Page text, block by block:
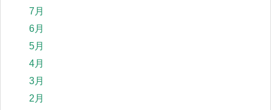
7月
6月
5月
4月
3月
2月